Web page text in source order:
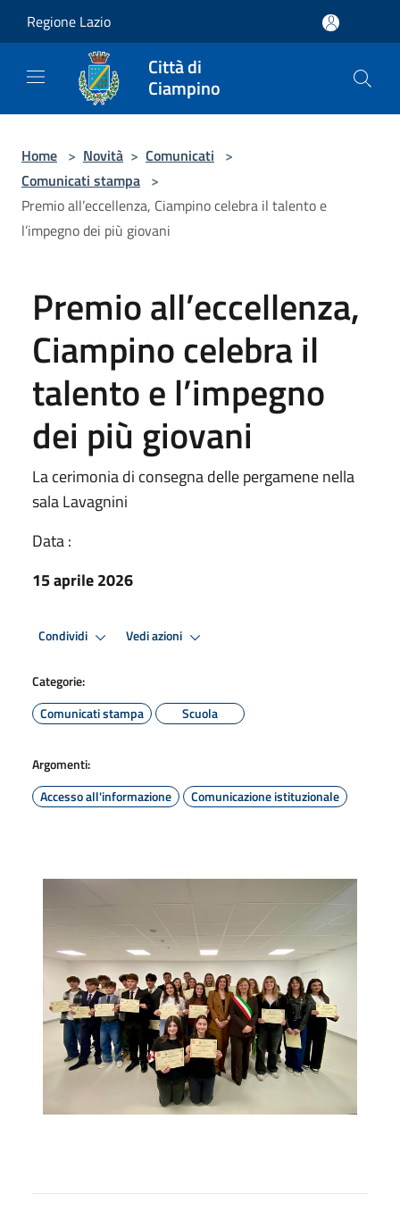
Regione Lazio
Città di
Ciampino
Home > Novità > Comunicati >
Comunicati stampa >
Premio all’eccellenza, Ciampino celebra il talento e
l’impegno dei più giovani
Premio all’eccellenza,
Ciampino celebra il
talento e l’impegno
dei più giovani
La cerimonia di consegna delle pergamene nella
sala Lavagnini
Data :
15 aprile 2026
Condividi Vedi azioni
Categorie:
Comunicati stampa
Scuola
Argomenti:
Accesso all'informazione
Comunicazione istituzionale